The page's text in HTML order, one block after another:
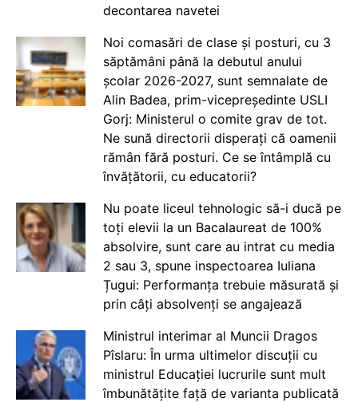
decontarea navetei
Noi comasări de clase și posturi, cu 3
săptămâni până la debutul anului
școlar 2026-2027, sunt semnalate de
Alin Badea, prim-vicepreședinte USLI
Gorj: Ministerul o comite grav de tot.
Ne sună directorii disperați că oamenii
rămân fără posturi. Ce se întâmplă cu
învățătorii, cu educatorii?
Nu poate liceul tehnologic să-i ducă pe
toți elevii la un Bacalaureat de 100%
absolvire, sunt care au intrat cu media
2 sau 3, spune inspectoarea Iuliana
Țugui: Performanța trebuie măsurată și
prin câți absolvenți se angajează
Ministrul interimar al Muncii Dragos
Pîslaru: În urma ultimelor discuții cu
ministrul Educației lucrurile sunt mult
îmbunătățite față de varianta publicată